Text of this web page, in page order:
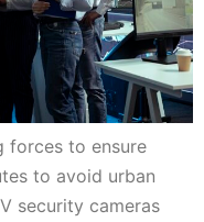
forces to ensure
to avoid urban
security cameras